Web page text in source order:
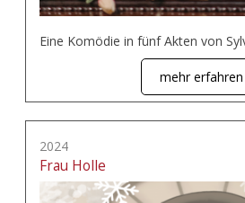
Eine Komödie in fünf Akten von
mehr erfahren
2024
Frau Holle